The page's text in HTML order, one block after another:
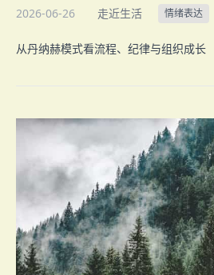
2026-06-26 走近生活 情绪表达
从丹纳赫模式看流程、纪律与组织成长